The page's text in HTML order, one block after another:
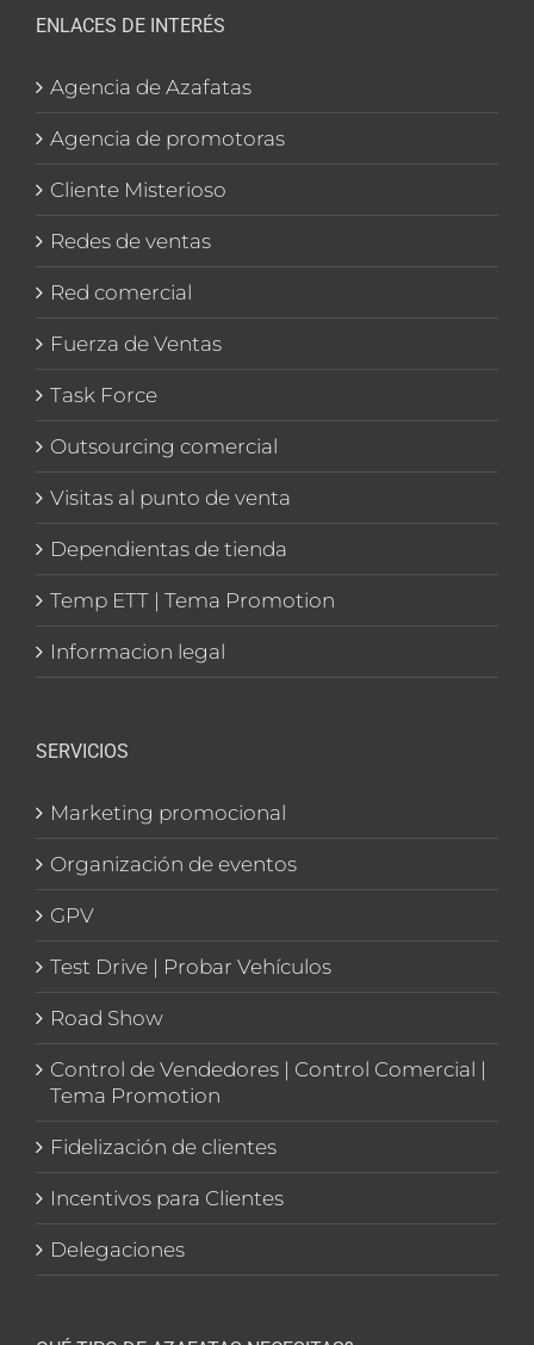
ENLACES DE INTERÉS
Agencia de Azafatas
Agencia de promotoras
Cliente Misterioso
Redes de ventas
Red comercial
Fuerza de Ventas
Task Force
Outsourcing comercial
Visitas al punto de venta
Dependientas de tienda
Temp ETT | Tema Promotion
Informacion legal
SERVICIOS
Marketing promocional
Organización de eventos
GPV
Test Drive | Probar Vehículos
Road Show
Control de Vendedores | Control Comercial |
Tema Promotion
Fidelización de clientes
Incentivos para Clientes
Delegaciones